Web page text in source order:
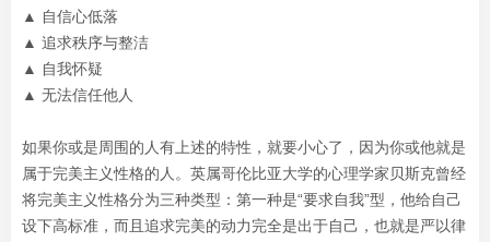
▲ 自信心低落
▲ 追求秩序与整洁
▲ 自我怀疑
▲ 无法信任他人
如果你或是周围的人有上述的特性，就要小心了，因为你或他就是
属于完美主义性格的人。英属哥伦比亚大学的心理学家贝斯克曾经
将完美主义性格分为三种类型：第一种是“要求自我”型，他给自己
设下高标准，而且追求完美的动力完全是出于自己，也就是严以律